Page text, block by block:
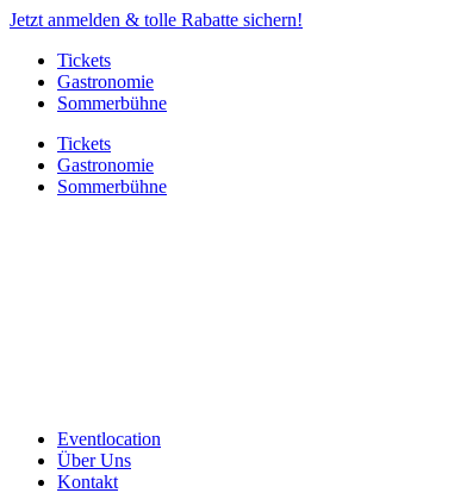
Jetzt anmelden & tolle Rabatte sichern!
Tickets
Gastronomie
Sommerbühne
Tickets
Gastronomie
Sommerbühne
Eventlocation
Über Uns
Kontakt